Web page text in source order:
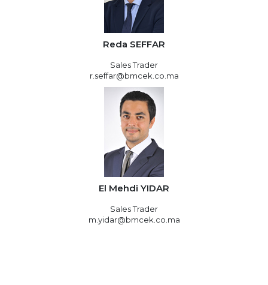
Reda SEFFAR
Sales Trader
r.seffar@bmcek.co.ma
El Mehdi YIDAR
Sales Trader
m.yidar@bmcek.co.ma